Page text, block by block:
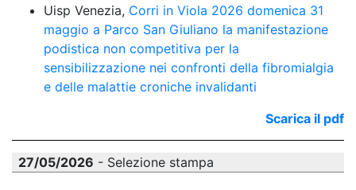
Uisp Venezia, Corri in Viola 2026 domenica 31
maggio a Parco San Giuliano la manifestazione
podistica non competitiva per la
sensibilizzazione nei confronti della fibromialgia
e delle malattie croniche invalidanti
Scarica il pdf
27/05/2026 - Selezione stampa